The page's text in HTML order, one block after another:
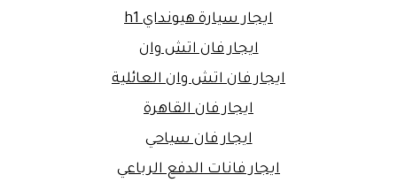
ايجار سيارة هيونداي h1
ايجار فان اتش وان
ايجار فان اتش وان العائلية
ايجار فان القاهرة
ايجار فان سياحي
ايجار فانات الدفع الرباعي